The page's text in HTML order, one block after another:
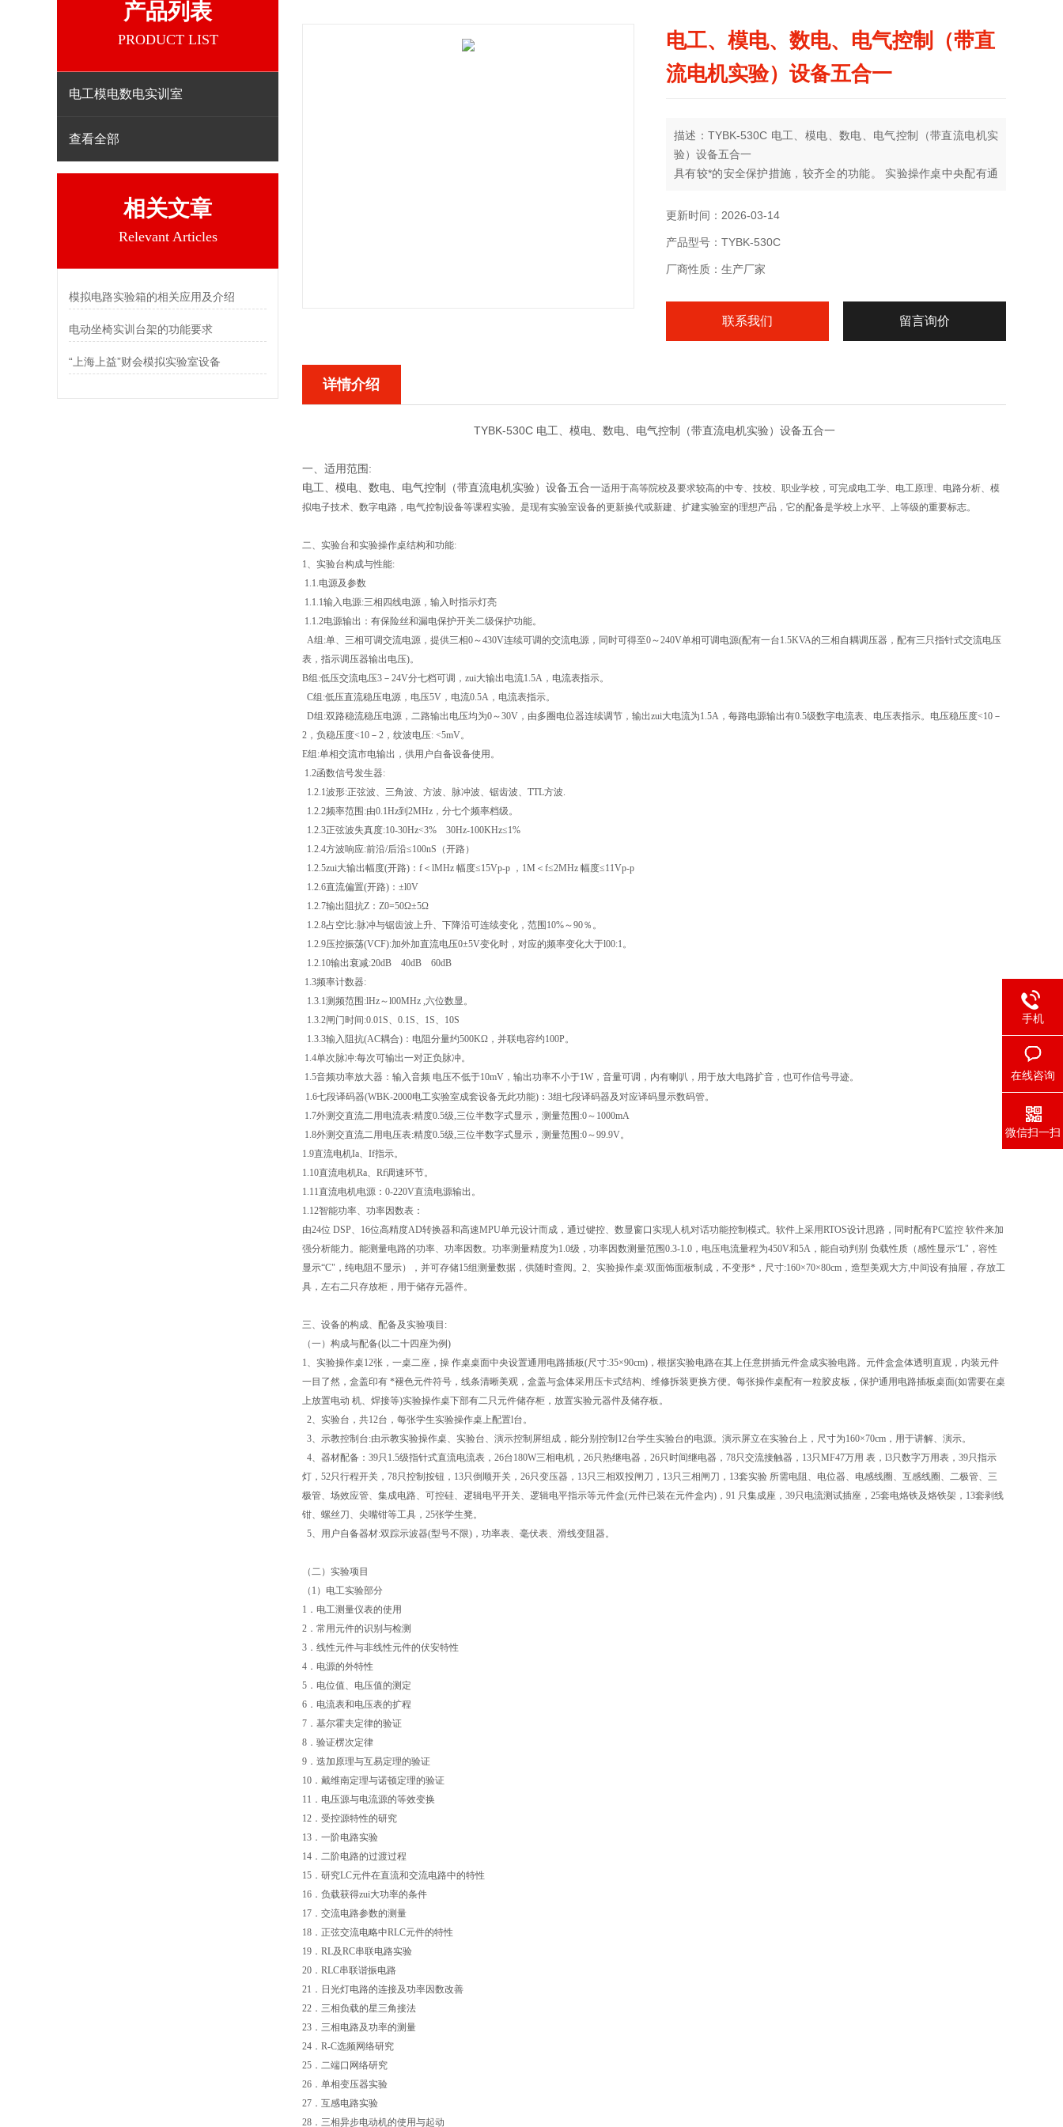
产品列表
PRODUCT LIST
电工模电数电实训室
查看全部
相关文章
Relevant Articles
模拟电路实验箱的相关应用及介绍
电动坐椅实训台架的功能要求
“上海上益”财会模拟实验室设备
电工、模电、数电、电气控制（带直
流电机实验）设备五合一
描述：TYBK-530C 电工、模电、数电、电气控制（带直流电机实
验）设备五合一
具有较*的安全保护措施，较齐全的功能。 实验操作桌中央配有通
的插孔，元件盒在其上任意拼插成实验电路
更新时间：2026-03-14
产品型号：TYBK-530C
厂商性质：生产厂家
联系我们 留言询价
详情介绍
TYBK-530C 电工、模电、数电、电气控制（带直流电机实验）设备五合一
一、适用范围:
电工、模电、数电、电气控制（带直流电机实验）设备五合一适用于高等院校及要求较高的中专、技校、职业学校，可完成电工学、电工原理、电路分析、模
拟电子技术、数字电路，电气控制设备等课程实验。 是现有实验室设备的更新换代或新建、扩建实验室的理想产品，它的配备是学校上水平、上等级的重要标志。
二、实验台和实验操作桌结构和功能:
1、实验台构成与性能:
1.1.电源及参数
1.1.1输入电源:三相四线电源，输入时指示灯亮
1.1.2电源输出：有保险丝和漏电保护开关二级保护功能。
A组:单、三相可调交流电源，提供三相0～430V连续可调的交流电源，同时可得至0～240V单相可调电源(配有一台1.5KVA的三相自耦调压器，配有三只指针式交流电压
表，指示调压器输出电压)。
B组:低压交流电压3－24V分七档可调，zui大输出电流1.5A，电流表指示。
C组:低压直流稳压电源，电压5V，电流0.5A，电流表指示。
D组:双路稳流稳压电源，二路输出电压均为0～30V，由多圈电位器连续调节，输出zui大电流为1.5A，每路电源输出有0.5级数字电流表、电压表指示。电压稳压度<10 －
2 ，负稳压度<10 －2 ，纹波电压: <5mV。
E组:单相交流市电输出，供用户自备设备使用。
1.2函数信号发生器:
1.2.1波形:正弦波、三角波、方波、脉冲波、锯齿波、TTL方波.
1.2.2频率范围:由0.1Hz到2MHz，分七个频率档级。
1.2.3正弦波失真度:10-30Hz<3% 30Hz-100KHz≤1%
1.2.4方波响应:前沿/后沿≤100nS（开路）
1.2.5zui大输出幅度(开路)：f＜lMHz 幅度≤15Vp-p ，1M＜f≤2MHz 幅度≤11Vp-p
1.2.6直流偏置(开路)：±l0V
1.2.7输出阻抗Z：Z0=50Ω±5Ω
1.2.8占空比:脉冲与锯齿波上升、下降沿可连续变化，范围10%～90％。
1.2.9压控振荡(VCF):加外加直流电压0±5V变化时，对应的频率变化大于l00:1。
1.2.10输出衰减:20dB 40dB 60dB
1.3频率计数器:
1.3.1测频范围:lHz～l00MHz ,六位数显。
1.3.2闸门时间:0.01S、0.1S、1S、10S
1.3.3输入阻抗(AC耦合)：电阻分量约500KΩ，并联电容约100P。
1.4单次脉冲:每次可输出一对正负脉冲。
1.5音频功率放大器：输入音频 电压不低于10mV，输出功率不小于1W，音量可调，内有喇叭，用于放大电路扩音，也可作信号寻迹。
1.6七段译码器(WBK-2000电工实验室成套设备无此功能)：3组七段译码器及对应译码显示数码管。
1.7外测交直流二用电流表:精度0.5级,三位半数字式显示，测量范围:0～1000mA
1.8外测交直流二用电压表:精度0.5级,三位半数字式显示，测量范围:0～99.9V。
1.9直流电机Ia、If指示。
1.10直流电机Ra、Rf调速环节。
1.11直流电机电源：0-220V直流电源输出。
1.12智能功率、功率因数表：
由24位 DSP、16位高精度AD转换器和高速MPU单元设计而成，通过键控、数显窗口实现人机对话功能控制模式。软件上采用RTOS设计思路，同时配有PC监控 软件来加
强分析能力。能测量电路的功率、功率因数。功率测量精度为1.0级，功率因数测量范围0.3-1.0，电压电流量程为450V和5A，能自动判别 负载性质（感性显示“L"，容性
显示“C"，纯电阻不显示），并可存储15组测量数据，供随时查阅。2、实验操作桌:双面饰面板制成，不变形*，尺寸:160×70×80cm，造型美观大方,中间设有抽屉，存放工
具，左右二只存放柜，用于储存元器件。
三、设备的构成、配备及实验项目:
（一）构成与配备(以二十四座为例)
1、实验操作桌12张，一桌二座，操 作桌桌面中央设置通用电路插板(尺寸:35×90cm)，根据实验电路在其上任意拼插元件盒成实验电路。元件盒盒体透明直观，内装元件
一目了然，盒盖印有 *褪色元件符号，线条清晰美观，盒盖与盒体采用压卡式结构、维修拆装更换方便。每张操作桌配有一粒胶皮板，保护通用电路插板桌面(如需要在桌
上放置电动 机、焊接等)实验操作桌下部有二只元件储存柜，放置实验元器件及储存板。
2、实验台，共12台，每张学生实验操作桌上配置l台。
3、示教控制台:由示教实验操作桌、实验台、演示控制屏组成，能分别控制12台学生实验台的电源。演示屏立在实验台上，尺寸为160×70cm，用于讲解、演示。
4、器材配备：39只1.5级指针式直流电流表，26台180W三相电机，26只热继电器，26只时间继电器，78只交流接触器，13只MF47万用 表，l3只数字万用表，39只指示
灯，52只行程开关，78只控制按钮，13只倒顺开关，26只变压器，13只三相双投闸刀，13只三相闸刀，13套实验 所需电阻、电位器、电感线圈、互感线圈、二极管、三
极管、场效应管、集成电路、可控硅、逻辑电平开关、逻辑电平指示等元件盒(元件已装在元件盒内)，91 只集成座，39只电流测试插座，25套电烙铁及烙铁架，13套剥线
钳、螺丝刀、尖嘴钳等工具，25张学生凳。
5、用户自备器材:双踪示波器(型号不限)，功率表、毫伏表、滑线变阻器。
（二）实验项目
（1）电工实验部分
1．电工测量仪表的使用
2．常用元件的识别与检测
3．线性元件与非线性元件的伏安特性
4．电源的外特性
5．电位值、电压值的测定
6．电流表和电压表的扩程
7．基尔霍夫定律的验证
8．验证楞次定律
9．迭加原理与互易定理的验证
10．戴维南定理与诺顿定理的验证
11．电压源与电流源的等效变换
12．受控源特性的研究
13．一阶电路实验
14．二阶电路的过渡过程
15．研究LC元件在直流和交流电路中的特性
16．负载获得zui大功率的条件
17．交流电路参数的测量
18．正弦交流电略中RLC元件的特性
19．RL及RC串联电路实验
20．RLC串联谐振电路
21．日光灯电路的连接及功率因数改善
22．三相负载的星三角接法
23．三相电路及功率的测量
24．R-C选频网络研究
25．二端口网络研究
26．单相变压器实验
27．互感电路实验
28．三相异步电动机的使用与起动
手机
在线咨询
微信扫一扫